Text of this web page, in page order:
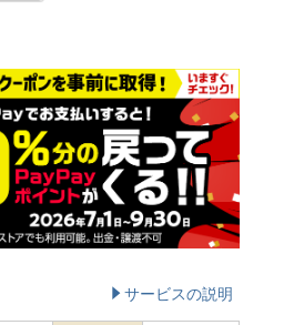
サービスの説明